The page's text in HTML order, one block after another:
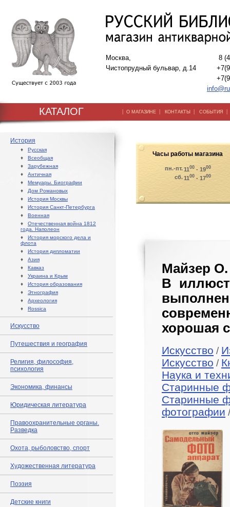
Москва,
Чистопрудный бульвар, д.14
8
КАТАЛОГ | О МАГАЗИНЕ | КОНТАКТЫ | СОБЫТИЯ
История
♦ Русская
♦ Всеобщая
♦ Зарубежная
♦ Античная
♦ Мемуары. Биографии
♦ Дом Романовых
♦ История Москвы
♦ История Санкт-Петербурга
♦ Военная
♦ Отечественная война 1812
года. Наполеон
♦ История морского дела и
флота
♦ История дипломатии
♦ Азия
♦ Кавказ
♦ Украина и Крым
♦ История образования
♦ Этнография
♦ Археология
♦ Rossica
Искусство
Путешествия и география
Религия, философия,
психология
Экономика, финансы
Юридическая литература
Правоохранительные органы.
Разведка
Охота, рыболовство, спорт
Художественная литература
Поэзия
Детские книги
Часы работы магазина
пн.-пт.1100 - 1900
сб.1100 - 1700
Майзер
В
хорошая
Искусство /
Искусство /
Наука и
Старинные
Старинные
фотографии /